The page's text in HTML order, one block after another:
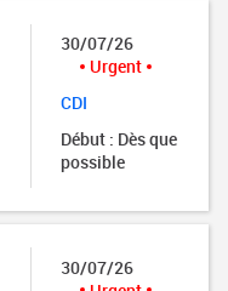
30/07/26
Urgent
CDI
Début : Dès que
possible
30/07/26